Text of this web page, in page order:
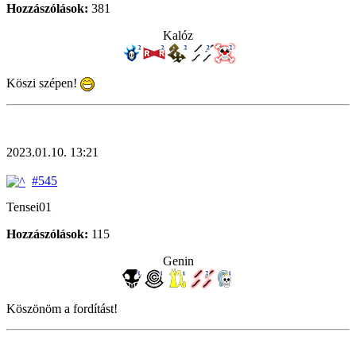
Hozzászólások: 381
Kalóz
Köszi szépen!
2023.01.10. 13:21
#545
Tensei01
Hozzászólások: 115
Genin
Köszönöm a fordítást!